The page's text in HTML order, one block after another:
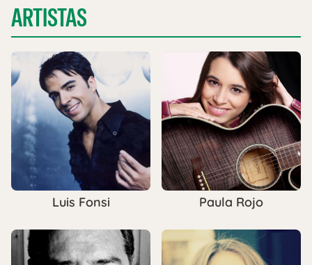
ARTISTAS
Luis Fonsi Paula Rojo